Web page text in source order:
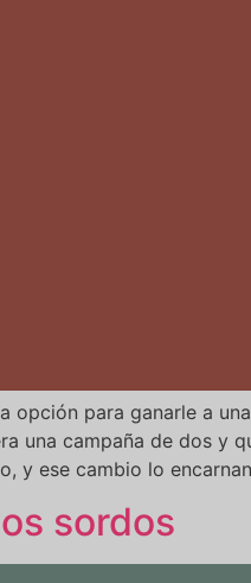
opción para ganarle a
una campaña de dos y
y ese cambio lo
sordos